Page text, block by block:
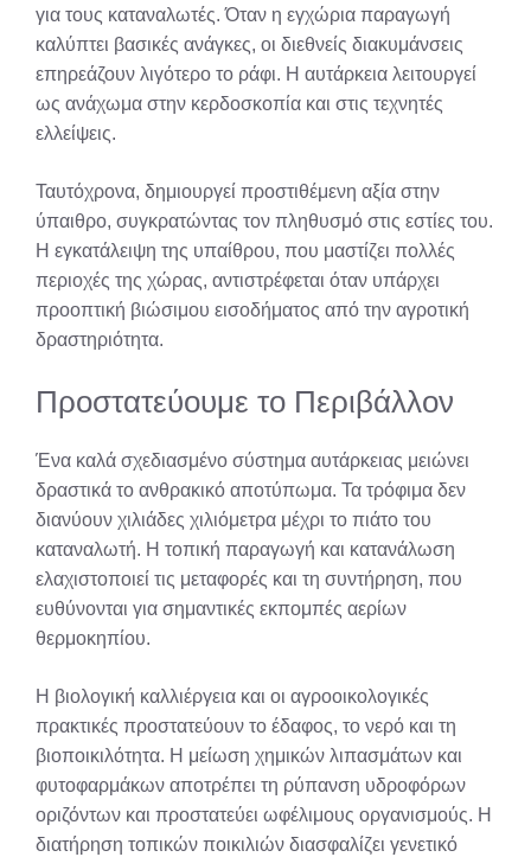
για τους καταναλωτές. Όταν η εγχώρια παραγωγή
καλύπτει βασικές ανάγκες, οι διεθνείς διακυμάνσεις
επηρεάζουν λιγότερο το ράφι. Η αυτάρκεια λειτουργεί
ως ανάχωμα στην κερδοσκοπία και στις τεχνητές
ελλείψεις.
Ταυτόχρονα, δημιουργεί προστιθέμενη αξία στην
ύπαιθρο, συγκρατώντας τον πληθυσμό στις εστίες του.
Η εγκατάλειψη της υπαίθρου, που μαστίζει πολλές
περιοχές της χώρας, αντιστρέφεται όταν υπάρχει
προοπτική βιώσιμου εισοδήματος από την αγροτική
δραστηριότητα.
Προστατεύουμε το Περιβάλλον
Ένα καλά σχεδιασμένο σύστημα αυτάρκειας μειώνει
δραστικά το ανθρακικό αποτύπωμα. Τα τρόφιμα δεν
διανύουν χιλιάδες χιλιόμετρα μέχρι το πιάτο του
καταναλωτή. Η τοπική παραγωγή και κατανάλωση
ελαχιστοποιεί τις μεταφορές και τη συντήρηση, που
ευθύνονται για σημαντικές εκπομπές αερίων
θερμοκηπίου.
Η βιολογική καλλιέργεια και οι αγροοικολογικές
πρακτικές προστατεύουν το έδαφος, το νερό και τη
βιοποικιλότητα. Η μείωση χημικών λιπασμάτων και
φυτοφαρμάκων αποτρέπει τη ρύπανση υδροφόρων
οριζόντων και προστατεύει ωφέλιμους οργανισμούς. Η
διατήρηση τοπικών ποικιλιών διασφαλίζει γενετικό